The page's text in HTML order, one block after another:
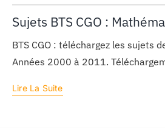
Sujets BTS CGO :
BTS CGO : téléchargez les sujets
Années 2000 à 2011.
Lire La Suite